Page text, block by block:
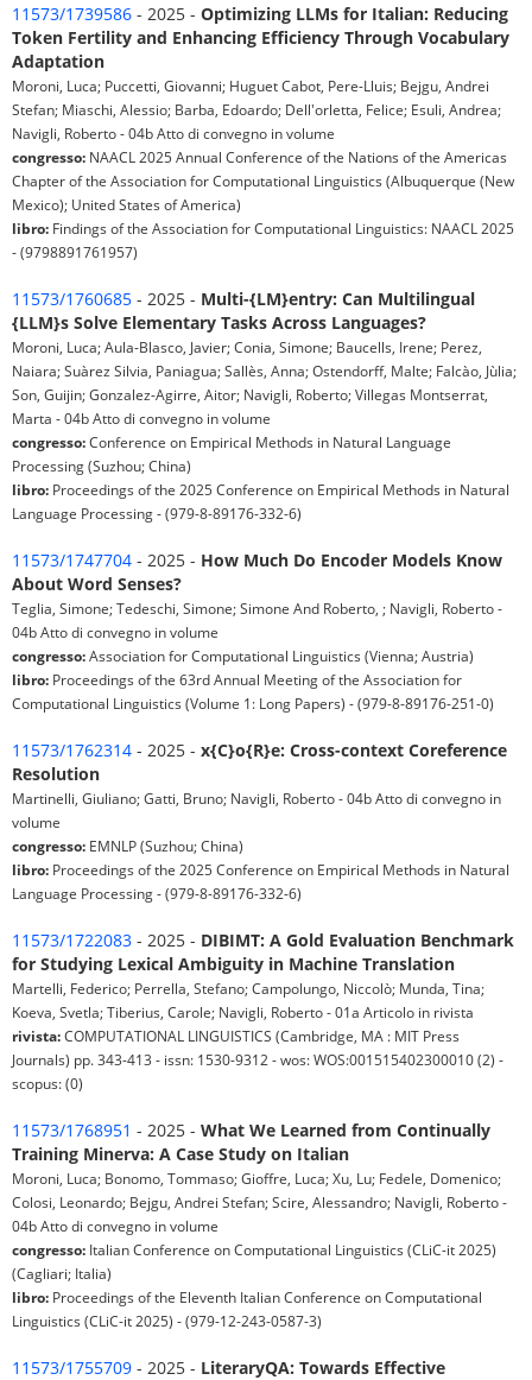
11573/1739586 - 2025 - Optimizing LLMs for Italian: Reducing
Token Fertility and Enhancing Efficiency Through Vocabulary
Adaptation
Moroni, Luca; Puccetti, Giovanni; Huguet Cabot, Pere-Lluis; Bejgu, Andrei
Stefan; Miaschi, Alessio; Barba, Edoardo; Dell'orletta, Felice; Esuli, Andrea;
Navigli, Roberto - 04b Atto di convegno in volume
congresso: NAACL 2025 Annual Conference of the Nations of the Americas
Chapter of the Association for Computational Linguistics (Albuquerque (New
Mexico); United States of America)
libro: Findings of the Association for Computational Linguistics: NAACL 2025
- (9798891761957)
11573/1760685 - 2025 - Multi-{LM}entry: Can Multilingual
{LLM}s Solve Elementary Tasks Across Languages?
Moroni, Luca; Aula-Blasco, Javier; Conia, Simone; Baucells, Irene; Perez,
Naiara; Suàrez Silvia, Paniagua; Sallès, Anna; Ostendorff, Malte; Falcào, Jùlia;
Son, Guijin; Gonzalez-Agirre, Aitor; Navigli, Roberto; Villegas Montserrat,
Marta - 04b Atto di convegno in volume
congresso:Conference on Empirical Methods in Natural Language
Processing (Suzhou; China)
libro: Proceedings of the 2025 Conference on Empirical Methods in Natural
Language Processing - (979-8-89176-332-6)
11573/1747704 - 2025 - How Much Do Encoder Models Know
About Word Senses?
Teglia, Simone; Tedeschi, Simone; Simone And Roberto, ; Navigli, Roberto -
04b Atto di convegno in volume
congresso:Association for Computational Linguistics (Vienna; Austria)
libro: Proceedings of the 63rd Annual Meeting of the Association for
Computational Linguistics (Volume 1: Long Papers) - (979-8-89176-251-0)
11573/1762314 - 2025 - x{C}o{R}e: Cross-context Coreference
Resolution
Martinelli, Giuliano; Gatti, Bruno; Navigli, Roberto - 04b Atto di convegno in
volume
congresso: EMNLP (Suzhou; China)
libro: Proceedings of the 2025 Conference on Empirical Methods in Natural
Language Processing - (979-8-89176-332-6)
11573/1722083 - 2025 - DIBIMT: A Gold Evaluation Benchmark
for Studying Lexical Ambiguity in Machine Translation
Martelli, Federico; Perrella, Stefano; Campolungo, Niccolò; Munda, Tina;
Koeva, Svetla; Tiberius, Carole; Navigli, Roberto - 01a Articolo in rivista
rivista:COMPUTATIONAL LINGUISTICS (Cambridge, MA : MIT Press
Journals) pp. 343-413 - issn: 1530-9312 - wos: WOS:001515402300010 (2) -
scopus: (0)
11573/1768951 - 2025 - What We Learned from Continually
Training Minerva: A Case Study on Italian
Moroni, Luca; Bonomo, Tommaso; Gioffre, Luca; Xu, Lu; Fedele, Domenico;
Colosi, Leonardo; Bejgu, Andrei Stefan; Scire, Alessandro; Navigli, Roberto -
04b Atto di convegno in volume
congresso: Italian Conference on Computational Linguistics (CLiC-it 2025)
(Cagliari; Italia)
libro: Proceedings of the Eleventh Italian Conference on Computational
Linguistics (CLiC-it 2025) - (979-12-243-0587-3)
11573/1755709 - 2025 - LiteraryQA: Towards Effective